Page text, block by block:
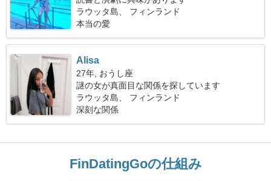
ラウッタ島、 フィンランド
本当の愛
Alisa
27年, おうし座
謎の女が真面目な関係を探しています
ラウッタ島、 フィンランド
深刻な関係
FinDatingGoの仕組み